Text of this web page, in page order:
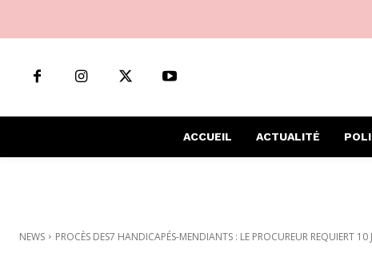
ACCUEIL ACTUALITÉ
NEWS PROCÈS DES7 HANDICAPÉS-MENDIANTS : LE PROCUREUR REQUIERT 10